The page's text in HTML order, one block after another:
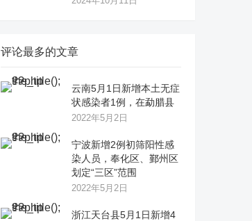
评论最多的文章
云南5月1日新增本土无症
状感染者1例，在勐腊县
2022年5月2日
宁波新增2例初筛阳性感
染人员，奉化区、鄞州区
划定“三区”范围
2022年5月2日
浙江天台县5月1日新增4